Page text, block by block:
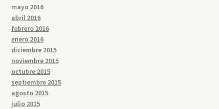
mayo 2016
abril 2016
febrero 2016
enero 2016
diciembre 2015
noviembre 2015
octubre 2015
septiembre 2015
agosto 2015
julio 2015